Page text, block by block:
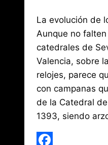
PorJose
María
de
Mena
abril
29,
2017agosto
3,
2026
La evolución de
Aunque no
catedrales de
Valencia, sobre
relojes, parece
con campanas
de la Catedral
1393, siendo